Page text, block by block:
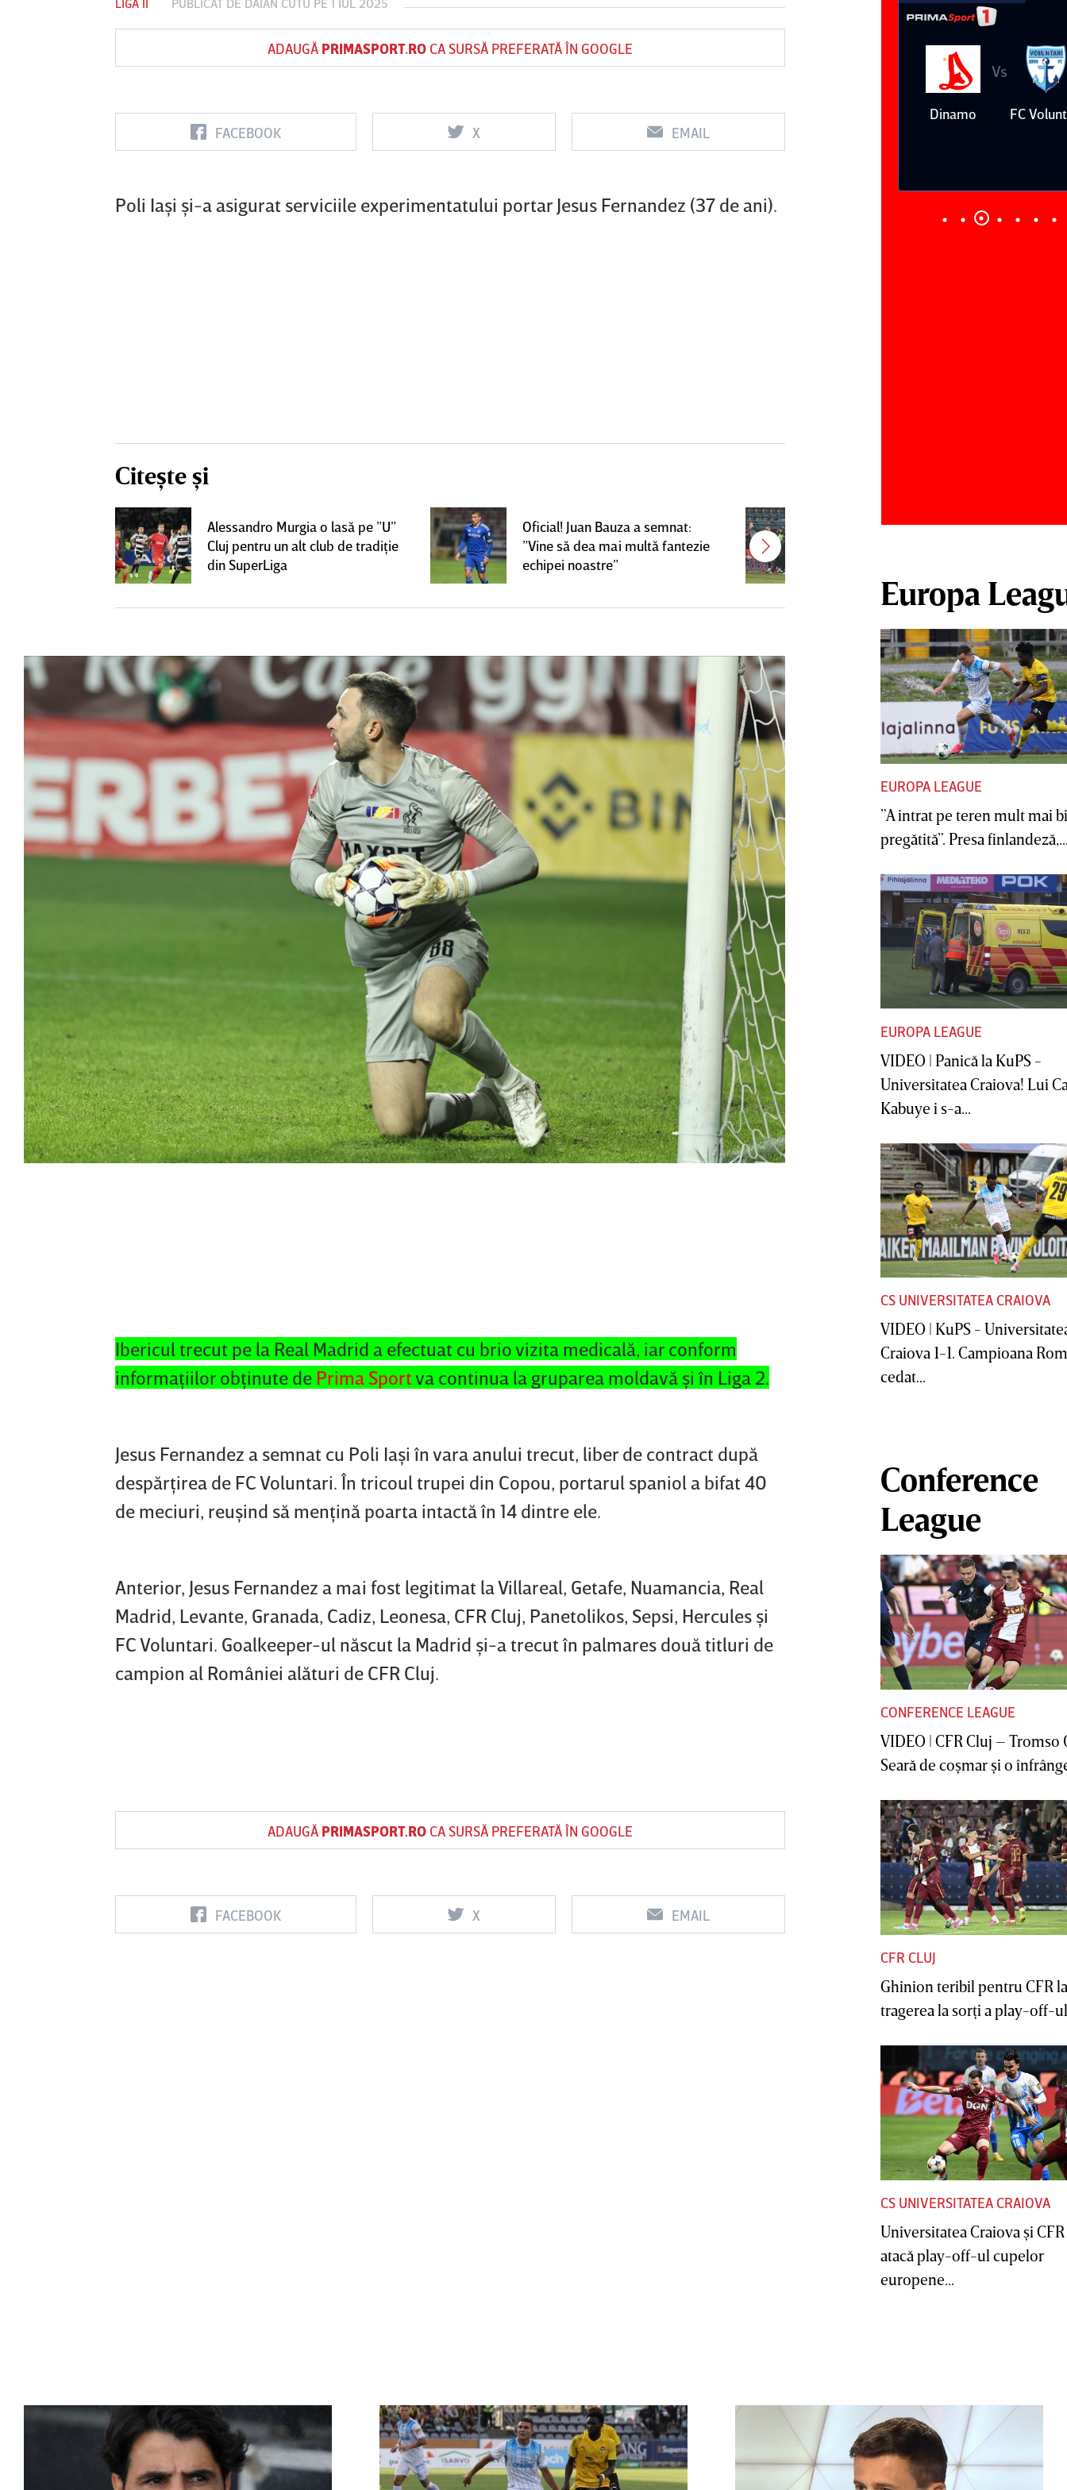
LIGA II PUBLICAT DE DAIAN CUTU PE 1 IUL 2025
ADAUGĂ PRIMASPORT.ROCA SURSĂ PREFERATĂ ÎN GOOGLE
FACEBOOK X EMAIL
Poli Iaşi şi-a asigurat serviciile experimentatului portar Jesus Fernandez (37 de ani).
Citește și
Alessandro Murgia o lasă pe ”U”
Cluj pentru un alt club de tradiţie
din SuperLiga
Oficial! Juan Bauza a semnat:
”Vine să dea mai multă fantezie
echipei noastre”
Ibericul trecut pe la Real Madrid a efectuat cu brio vizita medicală, iar conform
informaţiilor obţinute de Prima Sportva continua la gruparea moldavă şi în Liga 2.
Jesus Fernandez a semnat cu Poli Iaşi în vara anului trecut, liber de contract după
despărţirea de FC Voluntari. În tricoul trupei din Copou, portarul spaniol a bifat 40
de meciuri, reuşind să menţină poarta intactă în 14 dintre ele.
Anterior, Jesus Fernandez a mai fost legitimat la Villareal, Getafe, Nuamancia, Real
Madrid, Levante, Granada, Cadiz, Leonesa, CFR Cluj, Panetolikos, Sepsi, Hercules şi
FC Voluntari. Goalkeeper-ul născut la Madrid şi-a trecut în palmares două titluri de
campion al României alături de CFR Cluj.
ADAUGĂ PRIMASPORT.ROCA SURSĂ PREFERATĂ ÎN GOOGLE
FACEBOOK X EMAIL
FC Botoşani
Vs
Corvinul
Hunedoara
Sepsi OSK Sf
Vs
FCSB UTA Arad
Vs
Rapid
Farul
Vs
Dinamo
Vs
FC
Europa
EUROPA LEAGUE
”A intrat pe teren mult mai
pregătită”. Presa
EUROPA LEAGUE
VIDEO | Panică la KuPS -
Universitatea Craiova! Lui
Kabuye i s-a...
CS UNIVERSITATEA CRAIOVA
VIDEO | KuPS -
Craiova 1-1. Campioana
cedat...
Conference
League
CONFERENCE LEAGUE
VIDEO | CFR Cluj – Tromso
Seară de coşmar şi o
CFR CLUJ
Ghinion teribil pentru CFR la
tragerea la sorţi a play-off-
CS UNIVERSITATEA CRAIOVA
Universitatea Craiova şi
atacă play-off-ul cupelor
europene...